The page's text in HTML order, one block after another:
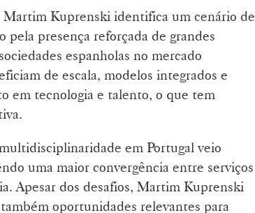
Kuprenski identifica um cenário de
pela presença reforçada de grandes
espanholas no mercado
de escala, modelos integrados e
em tecnologia e talento, o que tem
em Portugal veio
uma maior convergência entre serviços
Apesar dos desafios, Martim Kuprenski
oportunidades relevantes para